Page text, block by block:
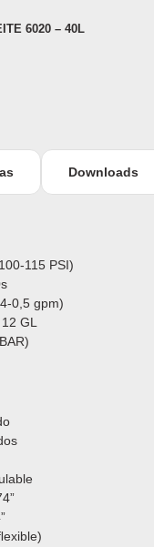
6020 – 40L
Downloads
115 PSI)
0,5 gpm)
GL